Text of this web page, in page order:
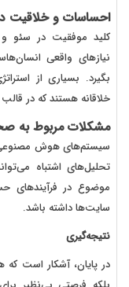
احساسات و خلاقیت در
کلید موفقیت در سئو و
نیازهای واقعی
بگیرد. بسیاری از
خلاقانه هستند که در
مشکلات مربوط به
سیستم‌های هوش
تحلیل‌های اشتباه
موضوع در فرآیندهای
سایت‌ها داشته باشد.
نتیجه‌گیری
در پایان، آشکار است